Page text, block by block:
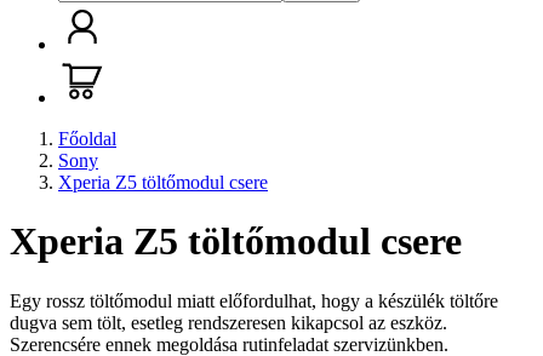
Főoldal
Sony
Xperia Z5 töltőmodul csere
Xperia Z5 töltőmodul csere
Egy rossz töltőmodul miatt előfordulhat, hogy a készülék töltőre
dugva sem tölt, esetleg rendszeresen kikapcsol az eszköz.
Szerencsére ennek megoldása rutinfeladat szervizünkben.